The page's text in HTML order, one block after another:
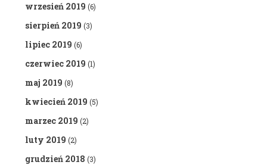
wrzesień 2019 (6)
sierpień 2019 (3)
lipiec 2019 (6)
czerwiec 2019 (1)
maj 2019 (8)
kwiecień 2019 (5)
marzec 2019 (2)
luty 2019 (2)
grudzień 2018 (3)